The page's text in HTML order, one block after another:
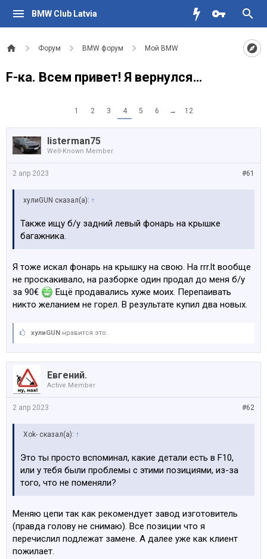
BMW Club Latvia
Форум BMW форум Мой BMW
F-ка. Всем привет! Я вернулся…
1 2 3 4 5 6 → 12
listerman75
Well-Known Member
#61
2 апр 2023
хулиGUN сказал(а): ↑
Также ищу б/у задний левый фонарь на крышке
багажника.
Я тоже искал фонарь на крышку на свою. На rrr.lt вообще
не проскакивало, на разборке один продал до меня б/у
за 90€
Ещё продавались хуже моих. Перепаивать
никто желанием не горел. В результате купил два новых.
хулиGUN нравится это.
Евгений.
Active Member
#62
2 апр 2023
Xok- сказал(а): ↑
Это ты просто вспоминал, какие детали есть в F10,
или у тебя были проблемы с этими позициями, из-за
того, что не поменяли?
Меняю цепи так как рекомендует завод изготовитель
(правда голову не снимаю). Все позиции что я
перечислил подлежат замене. А далее уже как клиент
пожилает.